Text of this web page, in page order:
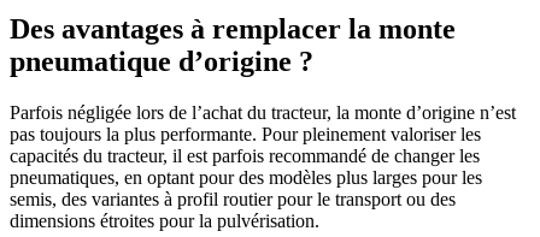
Des avantages à remplacer la monte
pneumatique d’origine ?
Parfois négligée lors de l’achat du tracteur, la monte d’origine n’est
pas toujours la plus performante. Pour pleinement valoriser les
capacités du tracteur, il est parfois recommandé de changer les
pneumatiques, en optant pour des modèles plus larges pour les
semis, des variantes à profil routier pour le transport ou des
dimensions étroites pour la pulvérisation.